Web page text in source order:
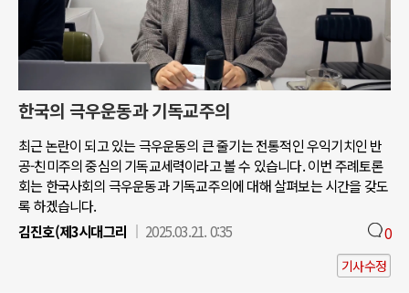
한국의 극우운동과 기독교주의
최근 논란이 되고 있는 극우운동의 큰 줄기는 전통적인 우익기치인 반
공-친미주의 중심의 기독교세력이라고 볼 수 있습니다. 이번 주례토론
회는 한국사회의 극우운동과 기독교주의에 대해 살펴보는 시간을 갖도
록 하겠습니다.
김진호(제3시대그리
2025.03.21. 0:35 0
기사수정